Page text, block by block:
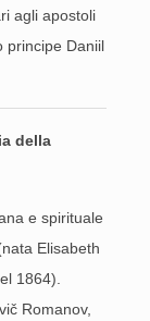
agli apostoli
principe Daniil
della
e spirituale
Elisabeth
1864).
Romanov,